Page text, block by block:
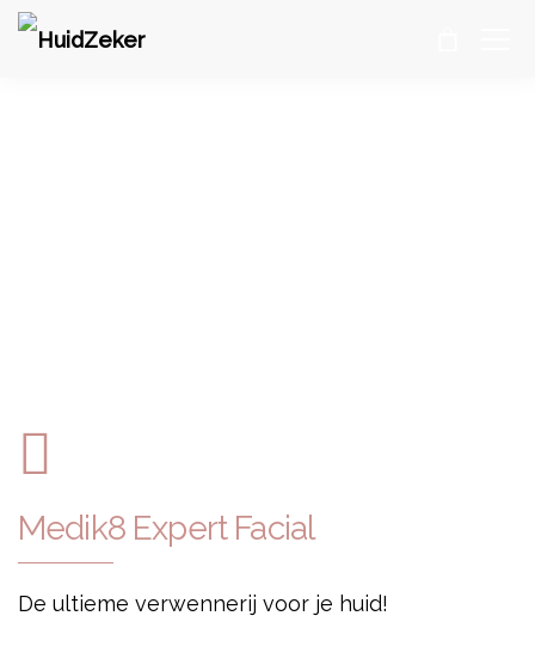
Medik8 Expert Facial
De ultieme verwennerij voor je huid!